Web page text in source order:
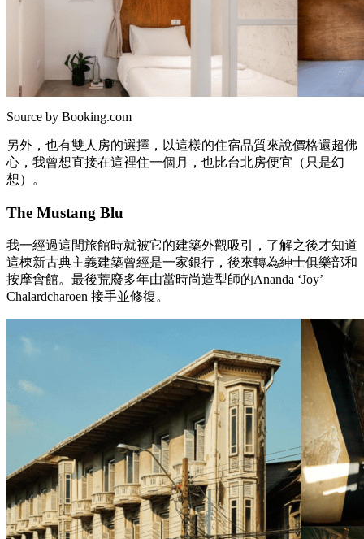
Source by Booking.com
另外，也有雙人房的選擇，以這樣的住宿品質來說價格還超佛
心，我曾想直接在這裡住一個月，也比台北房便宜（只是幻
想）。
The Mustang Blu
我一經過這間旅館時就被它的建築外觀吸引，了解之後才知道
這棟新古典主義建築曾經是一家銀行，後來轉為紳士俱樂部和
按摩會館。最後荒廢多年由當時尚造型師的Ananda ‘Joy’
Chalardcharoen 接手並修復。